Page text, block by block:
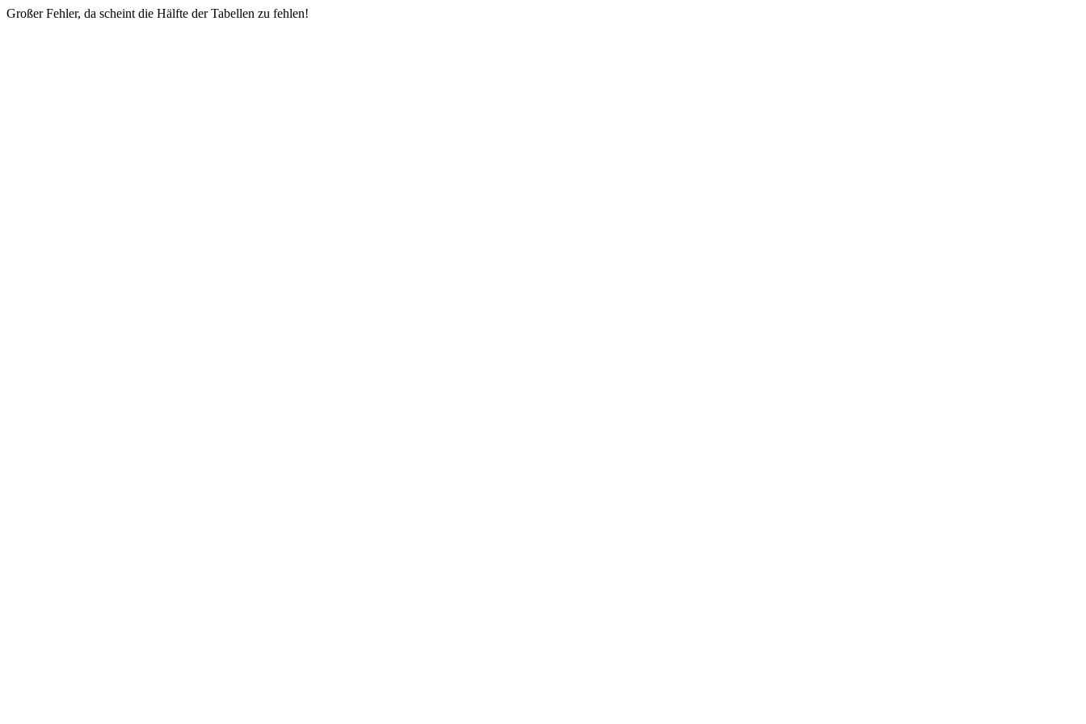
Großer Fehler, da scheint die Hälfte der Tabellen zu fehlen!